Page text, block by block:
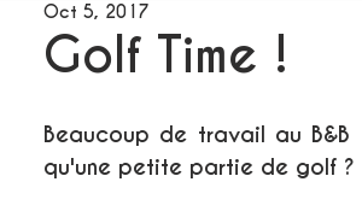
Arts
Golf Time !
Oct 5, 2017
Beaucoup de travail au B&B
qu'une petite partie de golf ?